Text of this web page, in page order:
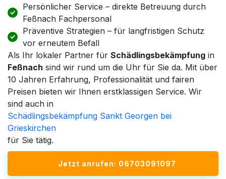
Persönlicher Service – direkte Betreuung durch
Feßnach Fachpersonal
Präventive Strategien – für langfristigen Schutz
vor erneutem Befall
Als Ihr lokaler Partner für Schädlingsbekämpfung in
Feßnach sind wir rund um die Uhr für Sie da. Mit über
10 Jahren Erfahrung, Professionalität und fairen
Preisen bieten wir Ihnen erstklassigen Service. Wir
sind auch in
Schädlingsbekämpfung Sankt Georgen bei
Grieskirchen
für Sie tätig.
Jetzt anrufen: 06703091097